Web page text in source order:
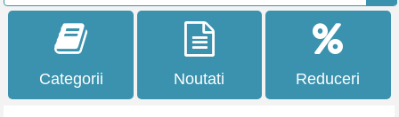
Categorii Noutati Reduceri